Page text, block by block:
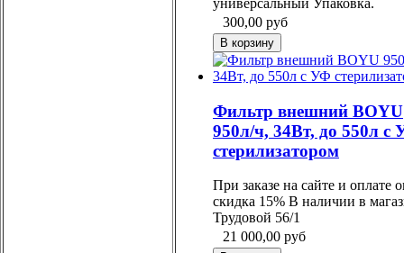
универсальный Упаковка.
300,00 руб
Фильтр внешний BOYU
950л/ч, 34Вт, до 550л c
стерилизатором
При заказе на сайте и оплате
скидка 15% В наличии в
Трудовой 56/1
21 000,00 руб